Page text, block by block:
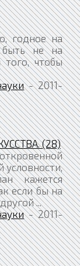
годное на
быть не на
чтобы
- 2011-
(28)
условности,
кажется
если бы на
...
- 2011-